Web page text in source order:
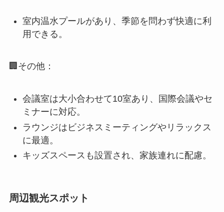
用できる。
ミナーに対応。
ラウンジはビジネスミーティングやリラックス
に最適。
キッズスペースも設置され、家族連れに配慮。